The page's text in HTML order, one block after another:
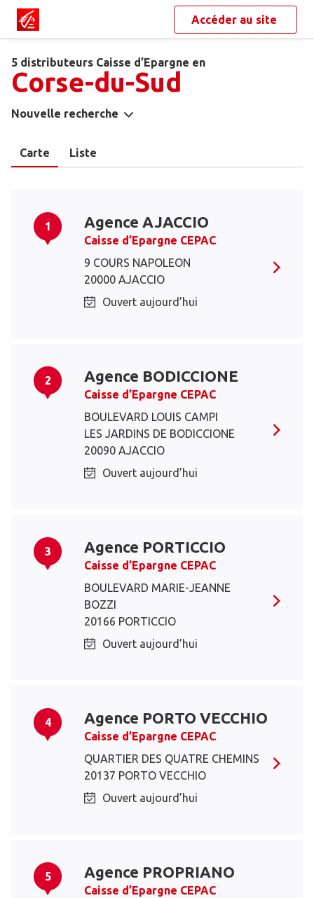
Accéder au site
5 distributeurs Caisse d’Epargne en
Corse-du-Sud
Nouvelle recherche
Carte Liste
1 Agence AJACCIO
Caisse d’Epargne CEPAC
9 COURS NAPOLEON
20000 AJACCIO
Ouvert aujourd’hui
2 Agence BODICCIONE
Caisse d’Epargne CEPAC
BOULEVARD LOUIS CAMPI
LES JARDINS DE BODICCIONE
20090 AJACCIO
Ouvert aujourd’hui
3 Agence PORTICCIO
Caisse d’Epargne CEPAC
BOULEVARD MARIE-JEANNE
BOZZI
20166 PORTICCIO
Ouvert aujourd’hui
4 Agence PORTO VECCHIO
Caisse d’Epargne CEPAC
QUARTIER DES QUATRE CHEMINS
20137 PORTO VECCHIO
Ouvert aujourd’hui
5 Agence PROPRIANO
Caisse d’Epargne CEPAC